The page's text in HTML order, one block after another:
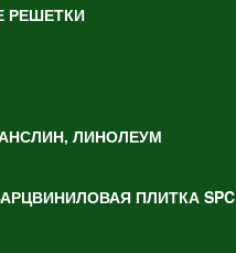
РЕШЕТКИ
ЛИНОЛЕУМ
ПЛИТКА SPC